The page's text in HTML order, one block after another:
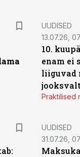
UUDISED
13.07.26,
10.
enam ei
liiguvad
jooksvalt
Praktilised
UUDISED
31.07.26,